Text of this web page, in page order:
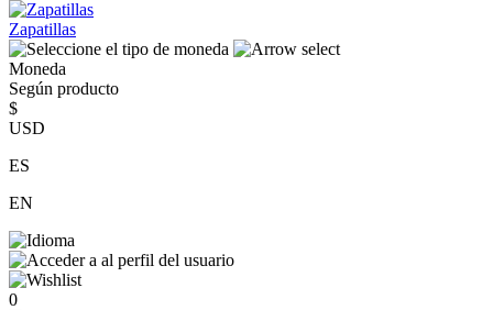
Zapatillas
Moneda
Según producto
$
USD
ES
EN
0